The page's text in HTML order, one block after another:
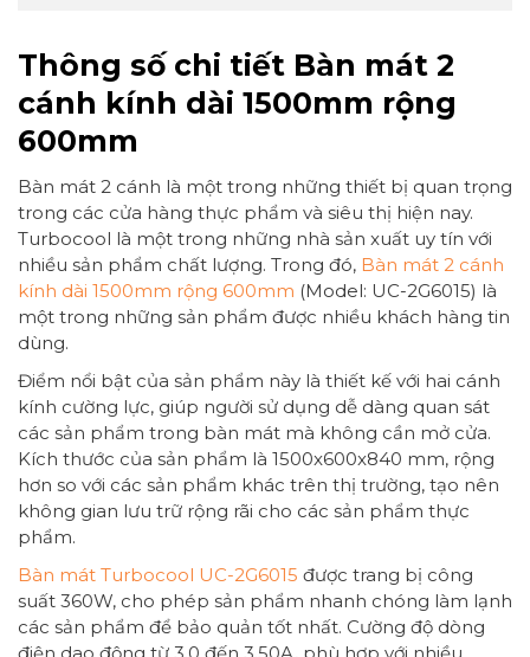
Thông số chi tiết Bàn mát 2
cánh kính dài 1500mm rộng
600mm
Bàn mát 2 cánh là một trong những thiết bị quan trọng
trong các cửa hàng thực phẩm và siêu thị hiện nay.
Turbocool là một trong những nhà sản xuất uy tín với
nhiều sản phẩm chất lượng. Trong đó, Bàn mát 2 cánh
kính dài 1500mm rộng 600mm (Model: UC-2G6015) là
một trong những sản phẩm được nhiều khách hàng tin
dùng.
Điểm nổi bật của sản phẩm này là thiết kế với hai cánh
kính cường lực, giúp người sử dụng dễ dàng quan sát
các sản phẩm trong bàn mát mà không cần mở cửa.
Kích thước của sản phẩm là 1500x600x840 mm, rộng
hơn so với các sản phẩm khác trên thị trường, tạo nên
không gian lưu trữ rộng rãi cho các sản phẩm thực
phẩm.
Bàn mát Turbocool UC-2G6015 được trang bị công
suất 360W, cho phép sản phẩm nhanh chóng làm lạnh
các sản phẩm để bảo quản tốt nhất. Cường độ dòng